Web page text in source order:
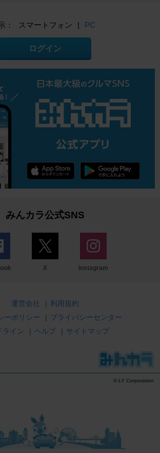
： スマートフォン | PC
ログイン
みんカラ公式SNS
X Instagram
運営会社 | 利用規約
ーポリシー
| プライバシーセンター
ライン
| ヘルプ | サイトマップ
© LY Corporation